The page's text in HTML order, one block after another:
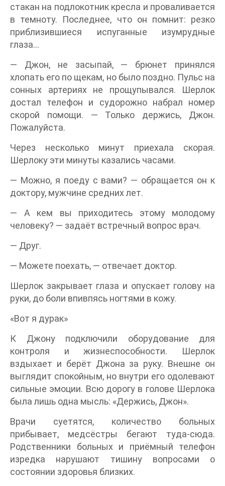
стакан на подлокотник кресла и проваливается
в темноту. Последнее, что он помнит: резко
приблизившиеся испуганные изумрудные
глаза…
— Джон, не засыпай, — брюнет принялся
хлопать его по щекам, но было поздно. Пульс на
сонных артериях не прощупывался. Шерлок
достал телефон и судорожно набрал номер
скорой помощи. — Только держись, Джон.
Пожалуйста.
Через несколько минут приехала скорая.
Шерлоку эти минуты казались часами.
— Можно, я поеду с вами? — обращается он к
доктору, мужчине средних лет.
— А кем вы приходитесь этому молодому
человеку? — задаёт встречный вопрос врач.
— Друг.
— Можете поехать, — отвечает доктор.
Шерлок закрывает глаза и опускает голову на
руки, до боли впивпясь ногтями в кожу.
«Вот я дурак»
К Джону подключили оборудование для
контроля и жизнеспособности. Шерлок
вздыхает и берёт Джона за руку. Внешне он
выглядит спокойным, но внутри его одолевают
сильные эмоции. Всю дорогу в голове Шерлока
была лишь одна мысль: «Держись, Джон».
Врачи суетятся, количество больных
прибывает, медсёстры бегают туда-сюда.
Родственники больных и приёмный телефон
изредка нарушают тишину вопросами о
состоянии здоровья близких.